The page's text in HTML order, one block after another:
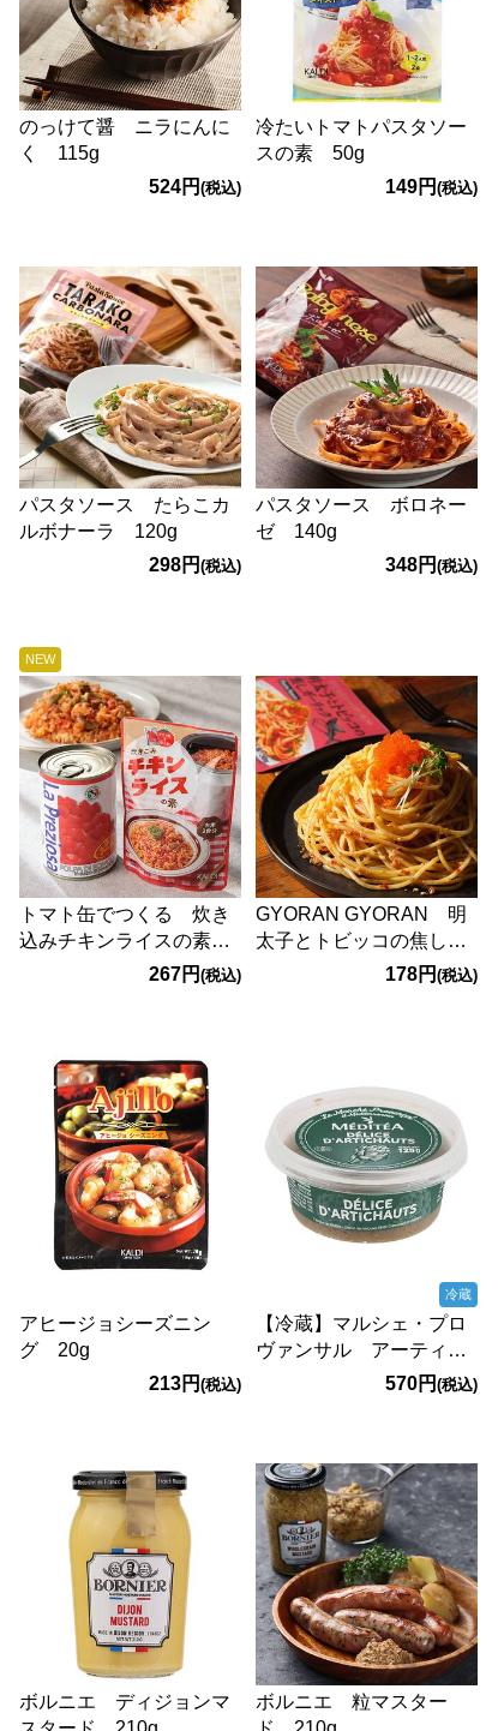
のっけて醤 ニラにんに
く 115g
524円(税込)
冷たいトマトパスタソー
スの素 50g
149円 (税込)
パスタソース たらこカ
ルボナーラ 120g
298円(税込)
パスタソース ボロネー
ゼ 140g
348円 (税込)
NEW
トマト缶でつくる 炊き
込みチキンライスの素
267円(税込)
GYORAN GYORAN 明
太子とトビッコの焦しガ
ーリックパスタソース
178円 (税込)
アヒージョシーズニン
グ 20g
213円(税込)
冷蔵
【冷蔵】マルシェ・プロ
ヴァンサル アーティチ
ョークペースト 125g
570円 (税込)
ボルニエ ディジョンマ
ボルニエ 粒マスター